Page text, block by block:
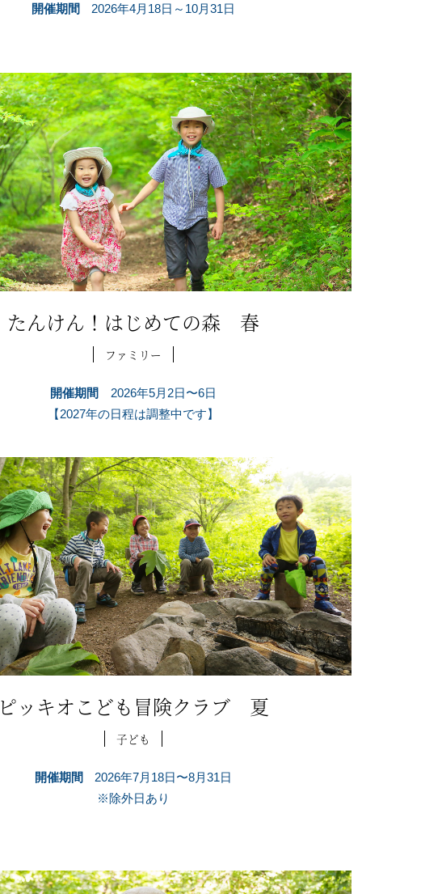
開催期間 2026年4月18日～10月31日
たんけん！はじめての森 春
ファミリー
開催期間
2026年5月2日〜6日
【2027年の日程は調整中です】
ピッキオこども冒険クラブ 夏
子ども
開催期間
2026年7月18日〜8月31日
※除外日あり